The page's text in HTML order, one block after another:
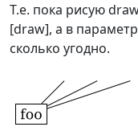
Т.е. пока рисую
[draw], а в
сколько угодно.